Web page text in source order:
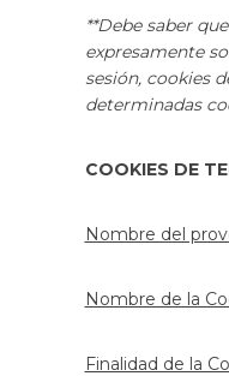
**Debe saber
expresamente
sesión, cookies
determinadas
COOKIES DE
Nombre del
Nombre de la
Finalidad de la